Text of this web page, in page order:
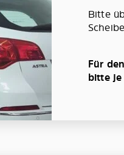
Bitte
Für
bitte je